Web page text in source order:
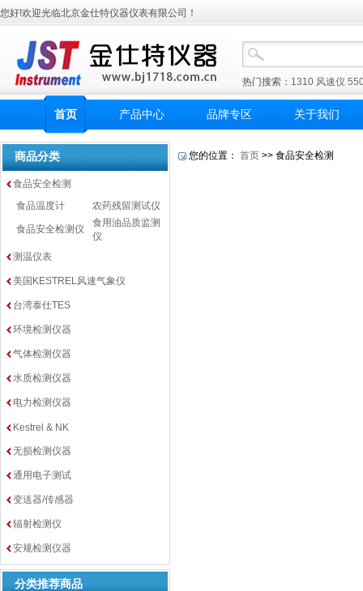
您好!欢迎光临北京金仕特仪器仪表有限公司！
热门搜索： 1310 风速仪
首页 产品中心 品牌专区 关于我们
商品分类
食品安全检测
食品温度计
农药残留测试仪
食品安全检测仪
食用油品质监测
仪
测温仪表
美国KESTREL风速气象仪
台湾泰仕TES
环境检测仪器
气体检测仪器
水质检测仪器
电力检测仪器
Kestrel & NK
无损检测仪器
通用电子测试
变送器/传感器
辐射检测仪
安规检测仪器
分类推荐商品
您的位置： 首页 >> 食品安全检测